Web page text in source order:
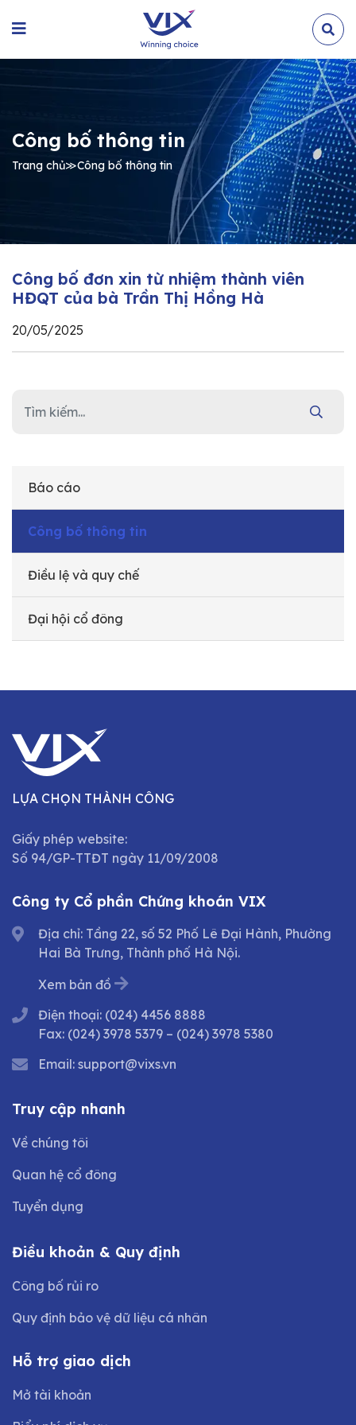
Công bố thông tin
Trang chủ≫Công bố thông tin
Báo cáo
Công bố thông tin
Điều lệ và quy chế
Đại hội cổ đông
Công bố đơn xin từ nhiệm thành viên
HĐQT của bà Trần Thị Hồng Hà
20/05/2025
LỰA CHỌN THÀNH CÔNG
Giấy phép website:
Số 94/GP-TTĐT ngày 11/09/2008
Công ty Cổ phần Chứng khoán VIX
Địa chỉ: Tầng 22, số 52 Phố Lê Đại Hành, Phường
Hai Bà Trưng, Thành phố Hà Nội.
Xem bản đồ
Điện thoại: (024) 4456 8888
Fax: (024) 3978 5379 – (024) 3978 5380
Email: support@vixs.vn
Truy cập nhanh
Về chúng tôi
Quan hệ cổ đông
Tuyển dụng
Điều khoản & Quy định
Công bố rủi ro
Quy định bảo vệ dữ liệu cá nhân
Hỗ trợ giao dịch
Mở tài khoản